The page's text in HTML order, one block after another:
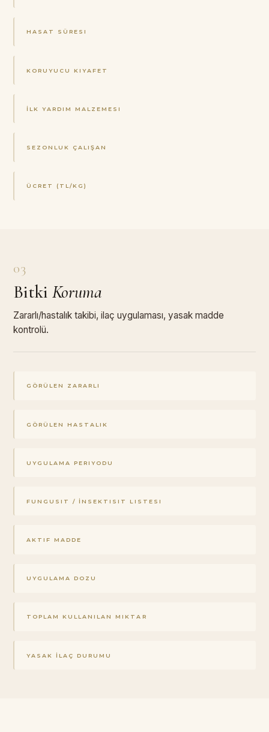
HASAT SÜRESI
KORUYUCU KIYAFET
İLK YARDIM MALZEMESI
SEZONLUK ÇALIŞAN
ÜCRET (TL/KG)
03
Bitki Koruma
Zararlı/hastalık takibi, ilaç uygulaması, yasak madde
kontrolü.
GÖRÜLEN ZARARLI
GÖRÜLEN HASTALIK
UYGULAMA PERIYODU
FUNGUSIT / İNSEKTISIT LISTESI
AKTIF MADDE
UYGULAMA DOZU
TOPLAM KULLANILAN MIKTAR
YASAK İLAÇ DURUMU